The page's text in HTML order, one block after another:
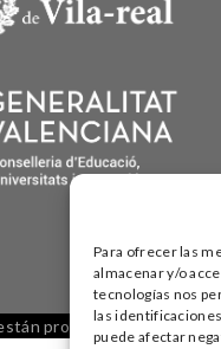
Para ofrecer las
almacenar y/o
tecnologías nos
las
puede afectar
protegidos por la ley